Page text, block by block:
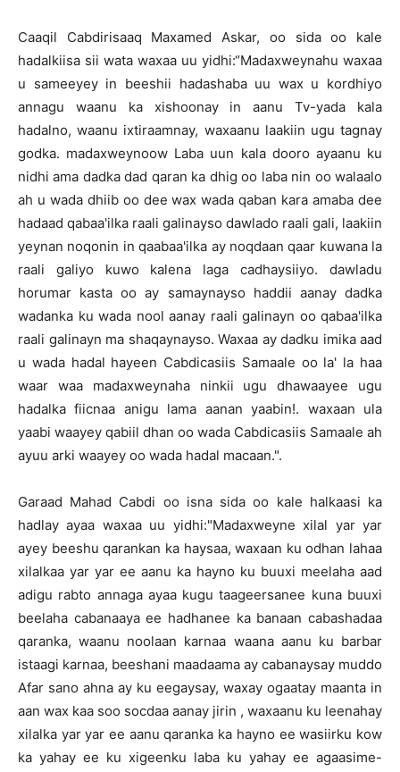
Caaqil Cabdirisaaq Maxamed Askar, oo sida oo kale
hadalkiisa sii wata waxaa uu yidhi:“Madaxweynahu waxaa
u sameeyey in beeshii hadashaba uu wax u kordhiyo
annagu waanu ka xishoonay in aanu Tv-yada kala
hadalno, waanu ixtiraamnay, waxaanu laakiin ugu tagnay
godka. madaxweynoow Laba uun kala dooro ayaanu ku
nidhi ama dadka dad qaran ka dhig oo laba nin oo walaalo
ah u wada dhiib oo dee wax wada qaban kara amaba dee
hadaad qabaa'ilka raali galinayso dawlado raali gali, laakiin
yeynan noqonin in qaabaa'ilka ay noqdaan qaar kuwana la
raali galiyo kuwo kalena laga cadhaysiiyo. dawladu
horumar kasta oo ay samaynayso haddii aanay dadka
wadanka ku wada nool aanay raali galinayn oo qabaa'ilka
raali galinayn ma shaqaynayso. Waxaa ay dadku imika aad
u wada hadal hayeen Cabdicasiis Samaale oo la' la haa
waar waa madaxweynaha ninkii ugu dhawaayee ugu
hadalka fiicnaa anigu lama aanan yaabin!. waxaan ula
yaabi waayey qabiil dhan oo wada Cabdicasiis Samaale ah
ayuu arki waayey oo wada hadal macaan.".
Garaad Mahad Cabdi oo isna sida oo kale halkaasi ka
hadlay ayaa waxaa uu yidhi:"Madaxweyne xilal yar yar
ayey beeshu qarankan ka haysaa, waxaan ku odhan lahaa
xilalkaa yar yar ee aanu ka hayno ku buuxi meelaha aad
adigu rabto annaga ayaa kugu taageersanee kuna buuxi
beelaha cabanaaya ee hadhanee ka banaan cabashadaa
qaranka, waanu noolaan karnaa waana aanu ku barbar
istaagi karnaa, beeshani maadaama ay cabanaysay muddo
Afar sano ahna ay ku eegaysay, waxay ogaatay maanta in
aan wax kaa soo socdaa aanay jirin , waxaanu ku leenahay
xilalka yar yar ee aanu qaranka ka hayno ee wasiirku kow
ka yahay ee ku xigeenku laba ku yahay ee agaasime-